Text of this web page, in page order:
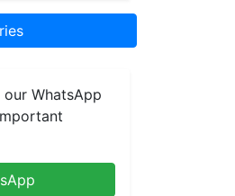
WhatsApp